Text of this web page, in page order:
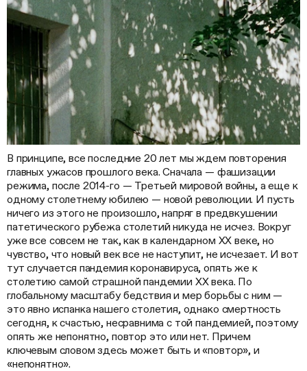
В принципе, все последние 20 лет мы ждем повторения
главных ужасов прошлого века. Сначала — фашизации
режима, после 2014-го — Третьей мировой войны, а еще к
одному столетнему юбилею — новой революции. И пусть
ничего из этого не произошло, напряг в предвкушении
патетического рубежа столетий никуда не исчез. Вокруг
уже все совсем не так, как в календарном ХХ веке, но
чувство, что новый век все не наступит, не исчезает. И вот
тут случается пандемия коронавируса, опять же к
столетию самой страшной пандемии ХХ века. По
глобальному масштабу бедствия и мер борьбы с ним —
это явно испанка нашего столетия, однако смертность
сегодня, к счастью, несравнима с той пандемией, поэтому
опять же непонятно, повтор это или нет. Причем
ключевым словом здесь может быть и «повтор», и
«непонятно».